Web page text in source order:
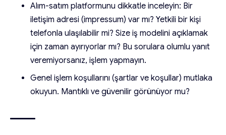
Alım-satım platformunu dikkatle inceleyin: Bir
iletişim adresi (impressum) var mı? Yetkili bir kişi
telefonla ulaşılabilir mi? Size iş modelini açıklamak
için zaman ayırıyorlar mı? Bu sorulara olumlu yanıt
veremiyorsanız, işlem yapmayın.
Genel işlem koşullarını (şartlar ve koşullar) mutlaka
okuyun. Mantıklı ve güvenilir görünüyor mu?